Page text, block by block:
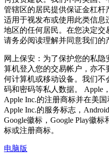
管辖区的居民提供保证金杠
适用于视发布或使用此类信
地区的任何居民。在您决定交
请务必阅读理解并同意我们的
网上保安：为了保护您的私
算机登入您的交易帐户，亦
何计算机或移动设备。我们
码和密码等私人数据。 Apple
Apple Inc.的注册商标并在美
Apple Inc.的服务标志，
Google徽标，Google Play徽标
标或注册商标。
电脑版